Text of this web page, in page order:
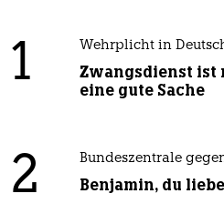
1 Wehrplicht in
Zwangsdienst ist
eine gute Sache
2 Bundeszentrale
Benjamin, du